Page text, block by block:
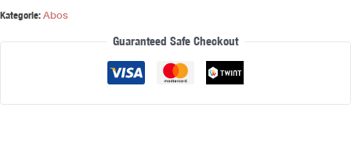
Kategorie:Abos
Guaranteed Safe Checkout